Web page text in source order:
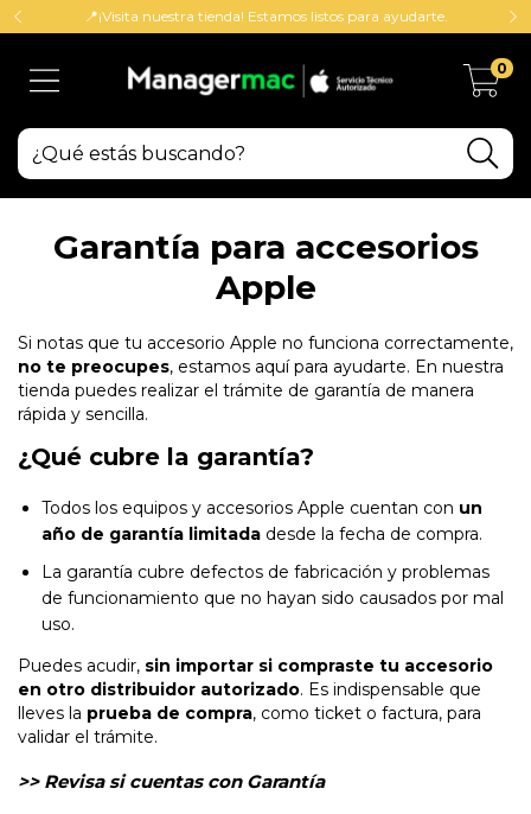
📍¡Visita nuestra tienda! Estamos listos para ayudarte.
0
Garantía para accesorios
Apple
Si notas que tu accesorio Apple no funciona correctamente,
no te preocupes, estamos aquí para ayudarte. En nuestra
tienda puedes realizar el trámite de garantía de manera
rápida y sencilla.
¿Qué cubre la garantía?
Todos los equipos y accesorios Apple cuentan con un
año de garantía limitada desde la fecha de compra.
La garantía cubre defectos de fabricación y problemas
de funcionamiento que no hayan sido causados por mal
uso.
Puedes acudir, sin importar si compraste tu accesorio
en otro distribuidor autorizado. Es indispensable que
lleves la prueba de compra, como ticket o factura, para
validar el trámite.
>> Revisa si cuentas con Garantía